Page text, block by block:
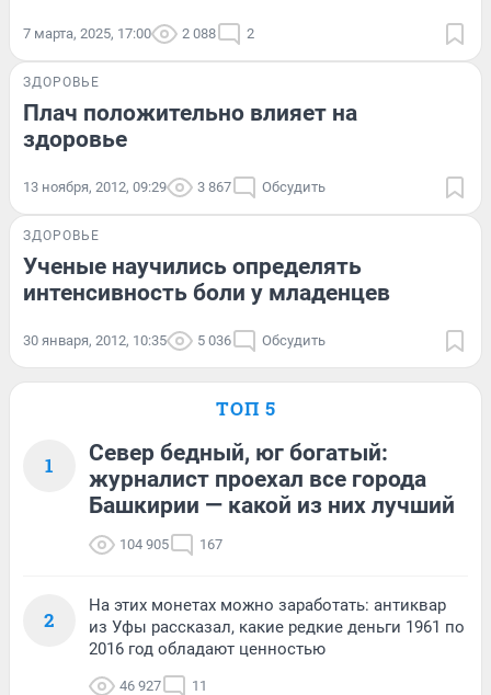
7 марта, 2025, 17:00 2 088 2
ЗДОРОВЬЕ
Плач положительно влияет на
здоровье
13 ноября, 2012, 09:29 3 867 Обсудить
ЗДОРОВЬЕ
Ученые научились определять
интенсивность боли у младенцев
30 января, 2012, 10:35 5 036 Обсудить
ТОП 5
1
Север бедный, юг богатый:
журналист проехал все города
Башкирии — какой из них лучший
104 905 167
2
На этих монетах можно заработать: антиквар
из Уфы рассказал, какие редкие деньги 1961 по
2016 год обладают ценностью
46 927 11